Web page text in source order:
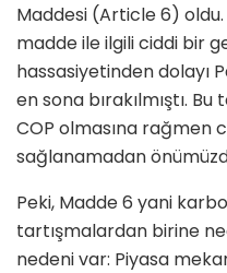
Maddesi (Article 6) oldu.
madde ile ilgili ciddi bir
hassasiyetinden dolayı
en sona bırakılmıştı.
COP olmasına rağmen
sağlanamadan
Peki, Madde 6 yani
tartışmalardan birine
nedeni var: Piyasa